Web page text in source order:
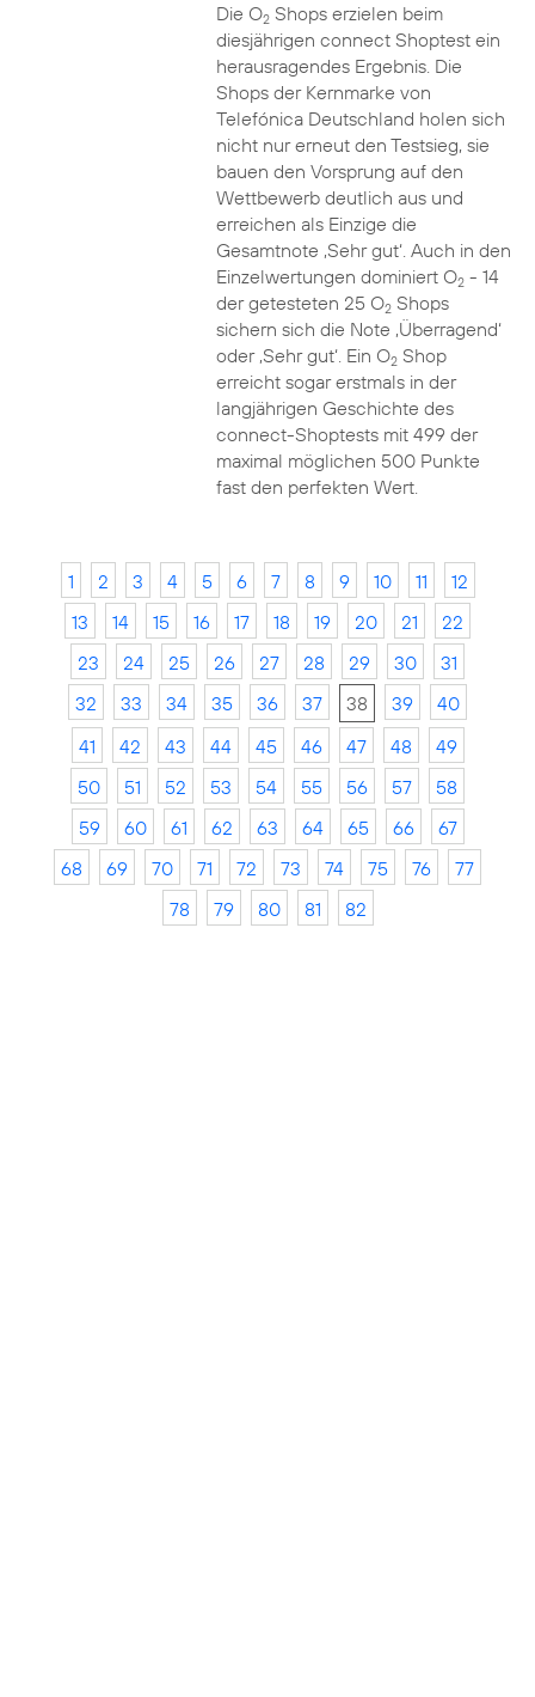
Die O2Shops erzielen beim
diesjährigen connect Shoptest ein
herausragendes Ergebnis. Die
Shops der Kernmarke von
Telefónica Deutschland holen sich
nicht nur erneut den Testsieg, sie
bauen den Vorsprung auf den
Wettbewerb deutlich aus und
erreichen als Einzige die
Gesamtnote ‚Sehr gut‘. Auch in den
Einzelwertungen dominiert O2- 14
der getesteten 25 O2Shops
sichern sich die Note ‚Überragend‘
oder ‚Sehr gut‘. Ein O2Shop
erreicht sogar erstmals in der
langjährigen Geschichte des
connect-Shoptests mit 499 der
maximal möglichen 500 Punkte
fast den perfekten Wert.
1 2 3 4 5 6 7 8 9 10 11
12
13
14 15 16 17 18 19 20 21
22
23
24 25 26 27 28 29 30
31
32
33 34 35 36 37 38 39
40
41
42 43 44 45 46 47 48
49
50
51 52 53 54 55 56 57
58
59
60 61 62 63 64 65 66
67
68
69 70 71 72 73 74 75 76
77
78
79 80 81 82